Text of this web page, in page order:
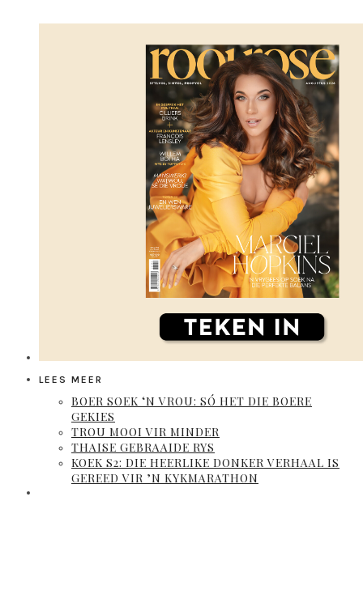
LEES MEER
BOER SOEK ‘N VROU: SÓ HET DIE BOERE
GEKIES
TROU MOOI VIR MINDER
THAISE GEBRAAIDE RYS
KOEK S2: DIE HEERLIKE DONKER VERHAAL IS
GEREED VIR ’N KYKMARATHON